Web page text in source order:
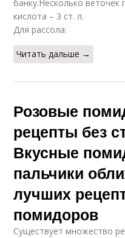
банку.Несколько веточек
кислота – 3 ст. л.
Для рассола:
Читать дальше →
Розовые
рецепты без
Вкусные
пальчики
лучших
помидоров
Существует множество